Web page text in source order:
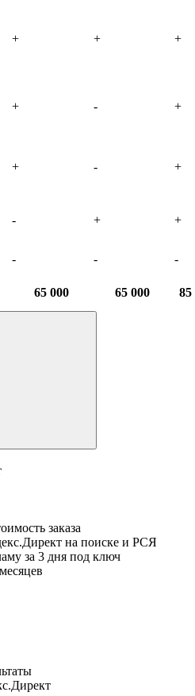
+ + +
+ - +
+ - +
- + +
- -
-
65 000 65 000 85
заказа
на поиске и РСЯ
за 3 дня под ключ